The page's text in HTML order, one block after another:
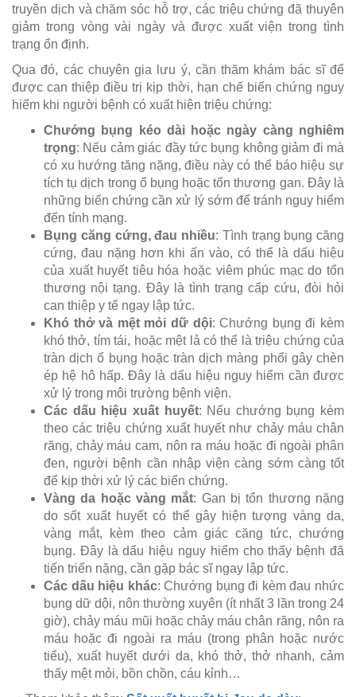
truyền dịch và chăm sóc hỗ trợ, các triệu chứng đã thuyên
giảm trong vòng vài ngày và được xuất viện trong tình
trạng ổn định.
Qua đó, các chuyên gia lưu ý, cần thăm khám bác sĩ để
được can thiệp điều trị kịp thời, hạn chế biến chứng nguy
hiểm khi người bệnh có xuất hiện triệu chứng:
Chướng bụng kéo dài hoặc ngày càng nghiêm
trọng: Nếu cảm giác đầy tức bụng không giảm đi mà
có xu hướng tăng nặng, điều này có thể báo hiệu sự
tích tụ dịch trong ổ bụng hoặc tổn thương gan. Đây là
những biến chứng cần xử lý sớm để tránh nguy hiểm
đến tính mạng.
Bụng căng cứng, đau nhiều: Tình trạng bụng căng
cứng, đau nặng hơn khi ấn vào, có thể là dấu hiệu
của xuất huyết tiêu hóa hoặc viêm phúc mạc do tổn
thương nội tạng. Đây là tình trạng cấp cứu, đòi hỏi
can thiệp y tế ngay lập tức.
Khó thở và mệt mỏi dữ dội: Chướng bụng đi kèm
khó thở, tím tái, hoặc mệt lả có thể là triệu chứng của
tràn dịch ổ bụng hoặc tràn dịch màng phổi gây chèn
ép hệ hô hấp. Đây là dấu hiệu nguy hiểm cần được
xử lý trong môi trường bệnh viện.
Các dấu hiệu xuất huyết: Nếu chướng bụng kèm
theo các triệu chứng xuất huyết như chảy máu chân
răng, chảy máu cam, nôn ra máu hoặc đi ngoài phân
đen, người bệnh cần nhập viện càng sớm càng tốt
để kịp thời xử lý các biến chứng.
Vàng da hoặc vàng mắt: Gan bị tổn thương nặng
do sốt xuất huyết có thể gây hiện tượng vàng da,
vàng mắt, kèm theo cảm giác căng tức, chướng
bụng. Đây là dấu hiệu nguy hiểm cho thấy bệnh đã
tiến triển nặng, cần gặp bác sĩ ngay lập tức.
Các dấu hiệu khác: Chướng bụng đi kèm đau nhức
bụng dữ dội, nôn thường xuyên (ít nhất 3 lần trong 24
giờ), chảy máu mũi hoặc chảy máu chân răng, nôn ra
máu hoặc đi ngoài ra máu (trong phân hoặc nước
tiểu), xuất huyết dưới da, khó thở, thở nhanh, cảm
thấy mệt mỏi, bồn chồn, cáu kỉnh…